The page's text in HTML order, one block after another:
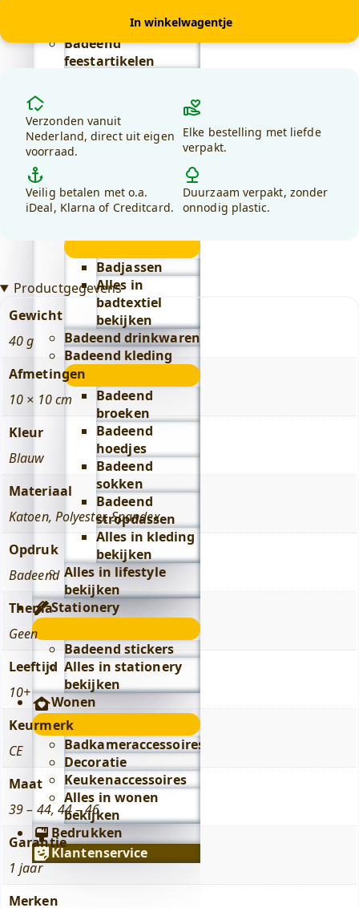
(Binnenkort)
Badeend
feestartikelen
Badeend
sleutelhangers
Alles in cadeaus
Lifestyle
Lifestyle
submenu
Badjassen
Alles in
badtextiel
bekijken
Badeend drinkwaren
Badeend kleding
Badeend
broeken
Badeend
hoedjes
Badeend
sokken
Badeend
stropdassen
Alles in kleding
bekijken
Alles in lifestyle
bekijken
Stationery
submenu
Badeend stickers
Alles in stationery
bekijken
Wonen
submenu
Badkameraccessoires
Decoratie
Keukenaccessoires
Alles in wonen
bekijken
Bedrukken
Klantenservice
In winkelwagentje
Waarom
kiezen
voor
debadeend.nl?
Verzonden vanuit
Nederland, direct uit eigen
voorraad.
Elke bestelling met liefde
verpakt.
Veilig betalen met o.a.
iDeal, Klarna of Creditcard.
Duurzaam verpakt, zonder
onnodig plastic.
Productgegevens
Gewicht
40 g
Afmetingen
10 × 10 cm
Kleur
Blauw
Materiaal
Katoen, Polyester,Spandex
Opdruk
Badeend
Thema
Geen
Leeftijd
10+
Keurmerk
CE
Maat
39 – 44, 44 – 46
Garantie
1 jaar
Merken